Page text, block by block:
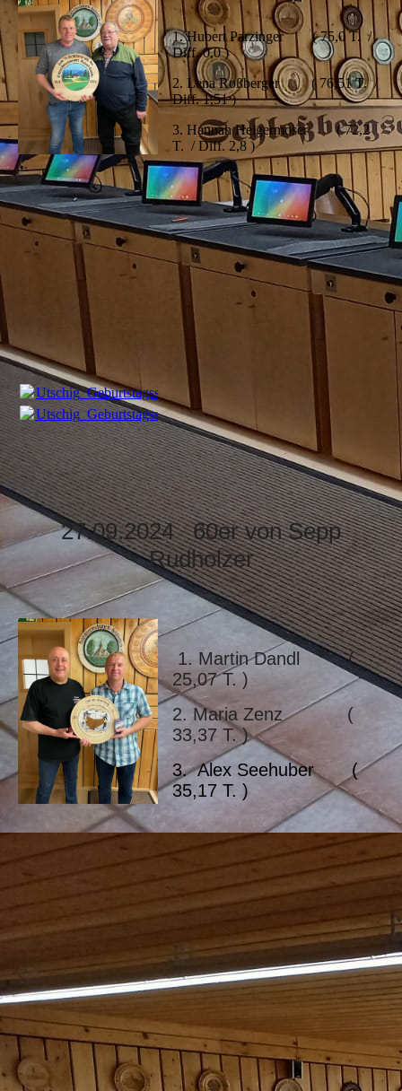
1. Hubert Parzinger ( 75,0 T. /
Diff. 0,0 )
2. Lena Roßberger ( 76,51 T. /
Diff. 1,51 )
3. Hannah Heigermoser ( 72,2
T. / Diff. 2,8 )
Utschig_Geburtstagsscheibe.pdf
Utschig_Geburtstagsscheibe.pdf(214.2KB)
27.09.2024 60er von Sepp
Rudholzer
1. Martin Dandl (
25,07 T. )
2. Maria Zenz (
33,37 T. )
3. Alex Seehuber (
35,17 T. )